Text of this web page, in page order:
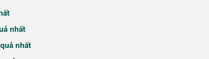
nhất
nhất